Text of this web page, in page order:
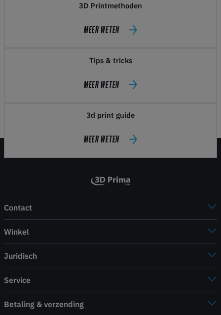
3D Printmethoden
MEER WETEN
Tips & tricks
MEER WETEN
3d print guide
MEER WETEN
Contact
Winkel
Juridisch
Service
Betaling & verzending